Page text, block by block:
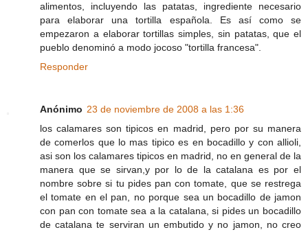
alimentos, incluyendo las patatas, ingrediente necesario
para elaborar una tortilla española. Es así como se
empezaron a elaborar tortillas simples, sin patatas, que el
pueblo denominó a modo jocoso "tortilla francesa".
Responder
Anónimo 23 de noviembre de 2008 a las 1:36
los calamares son tipicos en madrid, pero por su manera
de comerlos que lo mas tipico es en bocadillo y con allioli,
asi son los calamares tipicos en madrid, no en general de la
manera que se sirvan,y por lo de la catalana es por el
nombre sobre si tu pides pan con tomate, que se restrega
el tomate en el pan, no porque sea un bocadillo de jamon
con pan con tomate sea a la catalana, si pides un bocadillo
de catalana te serviran un embutido y no jamon, no creo